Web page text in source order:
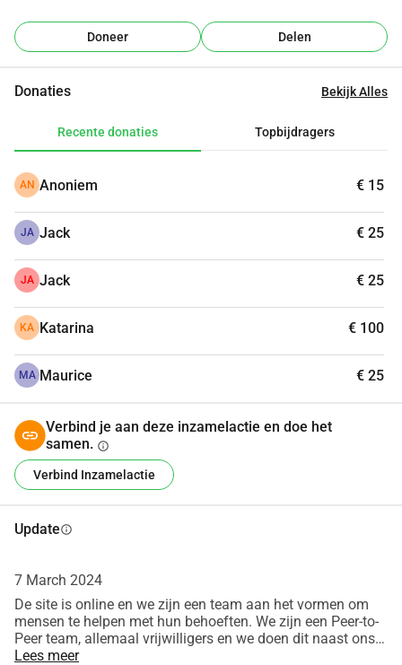
gezond leven op te kunnen bouwen.
Doneer Delen
Donaties Bekijk Alles
Recente donaties Topbijdragers
AN Anoniem € 15
JA Jack € 25
JA Jack € 25
KA Katarina € 100
MA Maurice € 25
Verbind je aan deze inzamelactie en doe het
samen. info
Verbind Inzamelactie
Updateinfo
7 March 2024
De site is online en we zijn een team aan het vormen om
mensen te helpen met hun behoeften. We zijn een Peer-to-
Peer team, allemaal vrijwilligers en we doen dit naast ons
dagelijks werk in de geestelijke gezondheidszorg. We
Lees meer